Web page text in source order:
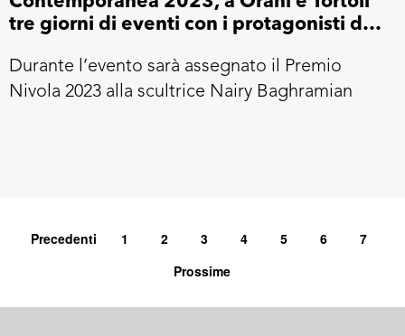
tre giorni di eventi con i protagonisti del
Durante l’evento sarà assegnato il Premio
Nivola 2023 alla scultrice Nairy Baghramian
Precedenti 1 2 3 4 5 6
7
Prossime